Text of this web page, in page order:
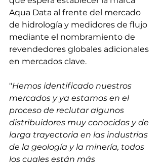
Aqua Data al frente del mercado
de hidrología y medidores de flujo
mediante el nombramiento de
revendedores globales adicionales
en mercados clave.
"Hemos identificado nuestros
mercados y ya estamos en el
proceso de reclutar algunos
distribuidores muy conocidos y de
larga trayectoria en las industrias
de la geología y la minería, todos
los cuales están más